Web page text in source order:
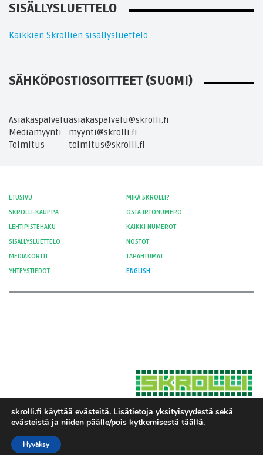
SISÄLLYSLUETTELO
Kaikkien Skrollien sisällysluettelo
SÄHKÖPOSTIOSOITTEET (SUOMI)
Asiakaspalveluasiakaspalvelu@skrolli.fi
Mediamyynti
myynti@skrolli.fi
Toimitus
toimitus@skrolli.fi
ETUSIVU
MIKÄ SKROLLI?
SKROLLI-KAUPPA
OSTA IRTONUMERO
LEHTIPISTEHAKU
KAIKKI NUMEROT
SISÄLLYSLUETTELO
NOSTOT
MEDIAKORTTI
TAPAHTUMAT
YHTEYSTIEDOT
ENGLISH
Hosted by Moment Digital
skrolli.fi käyttää evästeitä. Lisätietoja yksityisyydestä sekä
evästeistä ja niiden päälle/pois kytkemisestä täällä.
Hyväksy